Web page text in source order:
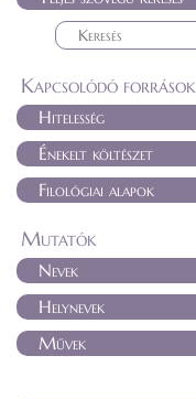
Kapcsolódó források
Hitelesség
Énekelt költészet
Filológiai alapok
Mutatók
Nevek
Helynevek
Művek